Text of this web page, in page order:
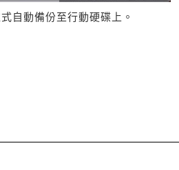
自動備份至行動硬碟上。